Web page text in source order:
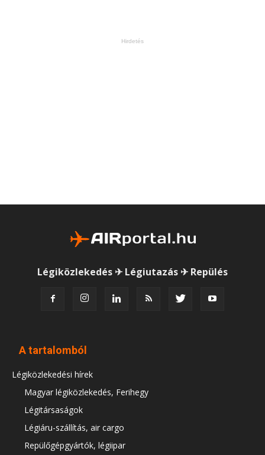
Hirdetés
Légiközlekedés ✈ Légiutazás ✈ Repülés
A tartalomból
Légiközlekedési hírek
Magyar légiközlekedés, Ferihegy
Légitársaságok
Légiáru-szállítás, air cargo
Repülőgépgyártók, légiipar